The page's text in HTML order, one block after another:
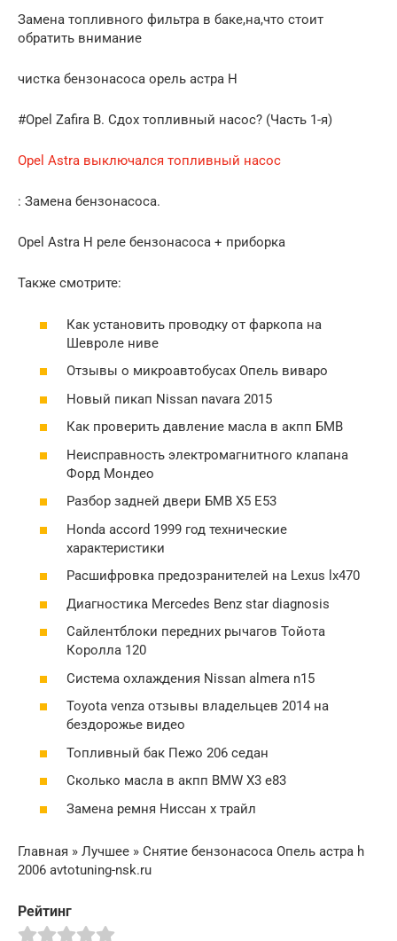
Замена топливного фильтра в баке,на,что стоит
обратить внимание
чистка бензонасоса орель астра H
#Opel Zafira B. Сдох топливный насос? (Часть 1-я)
Opel Astra выключался топливный насос
: Замена бензонасоса.
Opel Astra H реле бензонасоса + приборка
Также смотрите:
Как установить проводку от фаркопа на
Шевроле ниве
Отзывы о микроавтобусах Опель виваро
Новый пикап Nissan navara 2015
Как проверить давление масла в акпп БМВ
Неисправность электромагнитного клапана
Форд Мондео
Разбор задней двери БМВ Х5 Е53
Honda accord 1999 год технические
характеристики
Расшифровка предозранителей на Lexus lx470
Диагностика Mercedes Benz star diagnosis
Сайлентблоки передних рычагов Тойота
Королла 120
Система охлаждения Nissan almera n15
Toyota venza отзывы владельцев 2014 на
бездорожье видео
Топливный бак Пежо 206 седан
Сколько масла в акпп BMW X3 e83
Замена ремня Ниссан х трайл
Главная » Лучшее » Снятие бензонасоса Опель астра h
2006 avtotuning-nsk.ru
Рейтинг